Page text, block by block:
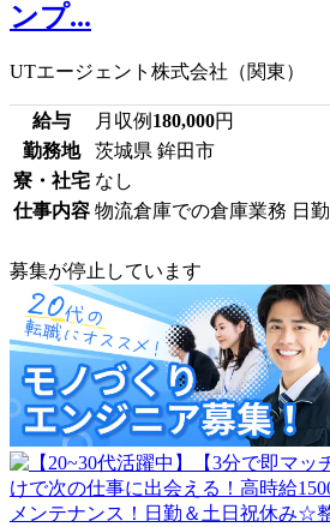
ンプ...
UTエージェント株式会社（関東）
給与 月収例 180,000円
勤務地
茨城県 鉾田市
寮・社宅 なし
仕事内容 物流倉庫での倉庫業務 日勤
募集が停止しています